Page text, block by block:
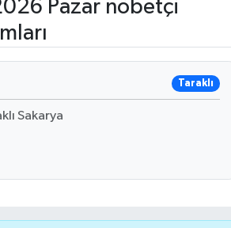
Pazar nöbetçi
Taraklı
Sakarya